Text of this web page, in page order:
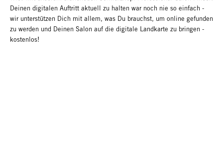
Deinen digitalen Auftritt aktuell zu halten war noch nie so einfach -
wir unterstützen Dich mit allem, was Du brauchst, um online gefunden
zu werden und Deinen Salon auf die digitale Landkarte zu bringen -
kostenlos!